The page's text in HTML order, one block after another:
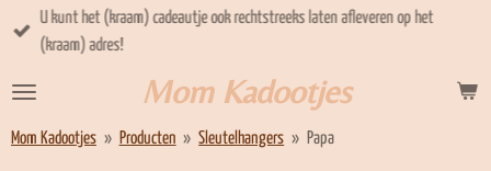
Ga
direct
de
hoofdinhoud
Mom Kadootjes
U kunt het (kraam) cadeautje ook rechtstreeks laten afleveren op het
(kraam) adres!
Mom Kadootjes » Producten » Sleutelhangers » Papa